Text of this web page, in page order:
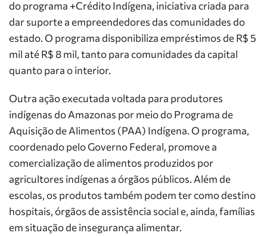
do programa +Crédito Indígena, iniciativa criada para
dar suporte a empreendedores das comunidades do
estado. O programa disponibiliza empréstimos de R$ 5
mil até R$ 8 mil, tanto para comunidades da capital
quanto para o interior.
Outra ação executada voltada para produtores
indígenas do Amazonas por meio do Programa de
Aquisição de Alimentos (PAA) Indígena. O programa,
coordenado pelo Governo Federal, promove a
comercialização de alimentos produzidos por
agricultores indígenas a órgãos públicos. Além de
escolas, os produtos também podem ter como destino
hospitais, órgãos de assistência social e, ainda, famílias
em situação de insegurança alimentar.